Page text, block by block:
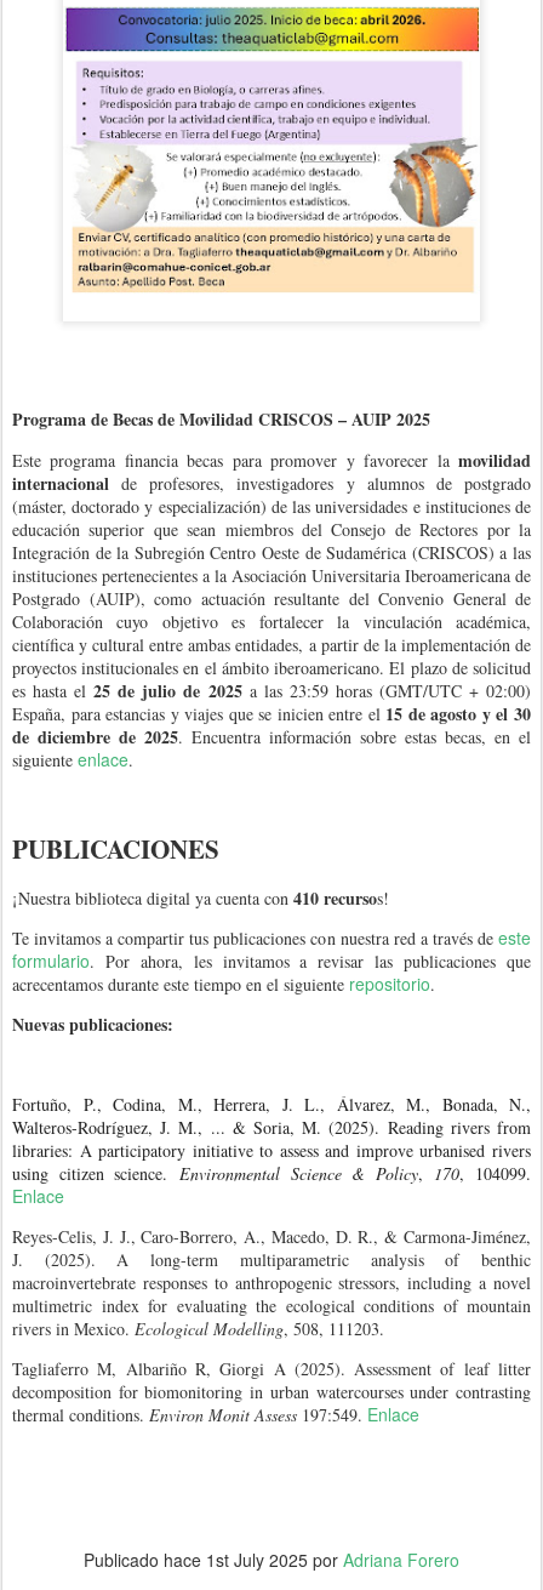
Programa de Becas de Movilidad CRISCOS – AUIP 2025
Este programa financia becas para promover y favorecer la movilidad
internacional de profesores, investigadores y alumnos de postgrado
(máster, doctorado y especialización) de las universidades e instituciones de
educación superior que sean miembros del Consejo de Rectores por la
Integración de la Subregión Centro Oeste de Sudamérica (CRISCOS) a las
instituciones pertenecientes a la Asociación Universitaria Iberoamericana de
Postgrado (AUIP), como actuación resultante del Convenio General de
Colaboración cuyo objetivo es fortalecer la vinculación académica,
científica y cultural entre ambas entidades, a partir de la implementación de
proyectos institucionales en el ámbito iberoamericano. El plazo de solicitud
es hasta el 25 de julio de 2025a las 23:59 horas (GMT/UTC + 02:00)
España, para estancias y viajes que se inicien entre el 15 de agosto y el 30
de diciembre de 2025. Encuentra información sobre estas becas, en el
siguiente enlace.
PUBLICACIONES
¡Nuestra biblioteca digital ya cuenta con 410 recursos!
Te invitamos a compartir tus publicaciones con nuestra red a través deeste
formulario. Por ahora, les invitamos a revisar las publicaciones que
acrecentamos durante este tiempo en el siguiente repositorio.
Nuevas publicaciones:
Fortuño, P., Codina, M., Herrera, J. L., Álvarez, M., Bonada, N.,
Walteros-Rodríguez, J. M., ... & Soria, M. (2025). Reading rivers from
libraries: A participatory initiative to assess and improve urbanised rivers
using citizen science. Environmental Science & Policy, 170, 104099.
Enlace
Reyes-Celis, J. J., Caro-Borrero, A., Macedo, D. R., & Carmona-Jiménez,
J. (2025). A long-term multiparametric analysis of benthic
macroinvertebrate responses to anthropogenic stressors, including a novel
multimetric index for evaluating the ecological conditions of mountain
rivers in Mexico. Ecological Modelling, 508, 111203.
Tagliaferro M, Albariño R, Giorgi A (2025). Assessment of leaf litter
decomposition for biomonitoring in urban watercourses under contrasting
thermal conditions. Environ Monit Assess 197:549. Enlace
Publicado hace 1st July 2025 por Adriana Forero